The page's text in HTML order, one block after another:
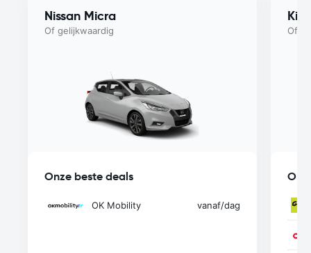
Nissan Micra
Of gelijkwaardig
Onze beste deals
OK Mobility vanaf/dag
Kia
Of